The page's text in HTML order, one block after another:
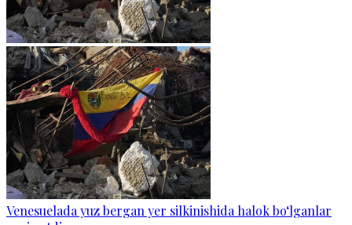
Venesuelada yuz bergan yer silkinishida halok bo‘lganlar